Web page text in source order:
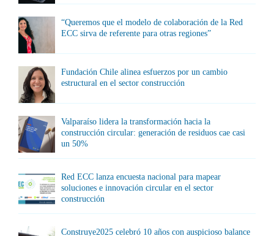
“Queremos que el modelo de colaboración de la Red
ECC sirva de referente para otras regiones”
Fundación Chile alinea esfuerzos por un cambio
estructural en el sector construcción
Valparaíso lidera la transformación hacia la
construcción circular: generación de residuos cae casi
un 50%
Red ECC lanza encuesta nacional para mapear
soluciones e innovación circular en el sector
construcción
Construye2025 celebró 10 años con auspicioso balance